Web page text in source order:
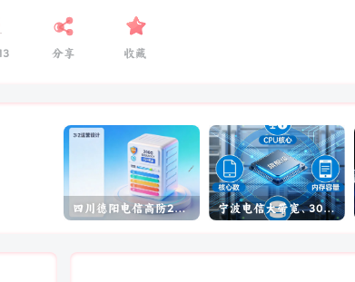
13 分享 收藏
四川德阳电信高防200G 云服务器、国内云、 宁波电信大带宽、300M、云服务器